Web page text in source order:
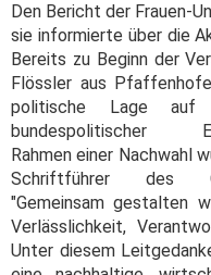
Den Bericht der Frauen-
sie informierte über die
Bereits zu Beginn der
Flössler aus
politische Lage auf
Rahmen einer Nachwahl
Schriftführer des
"Gemeinsam gestalten
Verlässlichkeit,
Unter diesem